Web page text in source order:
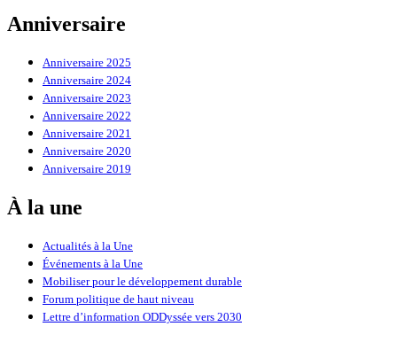
Anniversaire
Anniversaire 2025
Anniversaire 2024
Anniversaire 2023
Anniversaire 2022
Anniversaire 2021
Anniversaire 2020
Anniversaire 2019
À la une
Actualités à la Une
Événements à la Une
Mobiliser pour le développement durable
Forum politique de haut niveau
Lettre d’information ODDyssée vers 2030